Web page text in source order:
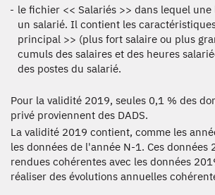
le fichier << Salariés >> dans lequel
un salarié. Il contient les
principal >> (plus fort salaire ou plus
cumuls des salaires et des heures
des postes du salarié.
Pour la validité 2019, seules 0,1 % des
privé proviennent des DADS.
La validité 2019 contient, comme les
les données de l'année N-1. Ces données
rendues cohérentes avec les données
réaliser des évolutions annuelles